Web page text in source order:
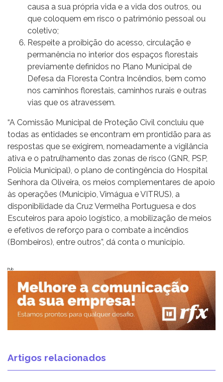
causa a sua própria vida e a vida dos outros, ou
que coloquem em risco o património pessoal ou
coletivo;
Respeite a proibição do acesso, circulação e
permanência no interior dos espaços florestais
previamente definidos no Plano Municipal de
Defesa da Floresta Contra Incêndios, bem como
nos caminhos florestais, caminhos rurais e outras
vias que os atravessem.
“A Comissão Municipal de Proteção Civil concluiu que
todas as entidades se encontram em prontidão para as
respostas que se exigirem, nomeadamente a vigilância
ativa e o patrulhamento das zonas de risco (GNR, PSP,
Polícia Municipal), o plano de contingência do Hospital
Senhora da Oliveira, os meios complementares de apoio
às operações (Município, Vimágua e VITRUS), a
disponibilidade da Cruz Vermelha Portuguesa e dos
Escuteiros para apoio logístico, a mobilização de meios
e efetivos de reforço para o combate a incêndios
(Bombeiros), entre outros”, dá conta o município.
Pub
Artigos relacionados